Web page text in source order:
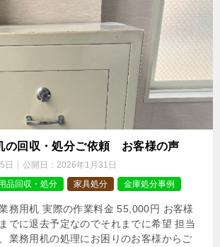
の回収・処分ご依頼 お客様の声
日 公開日： 2026年1月31日
品回収・処分 家具処分 金庫処分事例
務用机 実際の作業料金 55,000円 お客様
でに退去予定なのでそれまでに希望 担当
業務用机の処理にお困りのお客様からご